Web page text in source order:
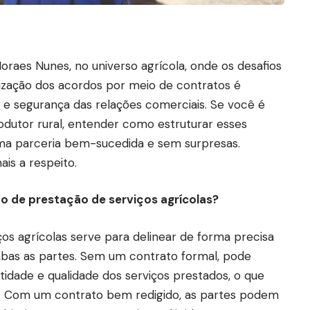
Nunes, no universo agrícola, onde os desafios
dos acordos por meio de contratos é
segurança das relações comerciais. Se você é
rural, entender como estruturar esses
parceria bem-sucedida e sem surpresas.
a respeito.
de prestação de serviços agrícolas?
agrícolas serve para delinear de forma precisa
as partes. Sem um contrato formal, pode
e qualidade dos serviços prestados, o que
Com um contrato bem redigido, as partes podem